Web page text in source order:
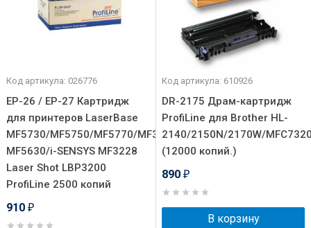
Код артикула: 026776
EP-26 / EP-27 Картридж
для принтеров LaserBase
MF5730/MF5750/MF5770/MF3110/
MF5630/i-SENSYS MF3228
Laser Shot LBP3200
ProfiLine 2500 копий
910 ₽
Код артикула: 610926
DR-2175 Драм-картридж
ProfiLine для Brother HL-
2140/2150N/2170W/
(12000 копий.)
890 ₽
В корзину